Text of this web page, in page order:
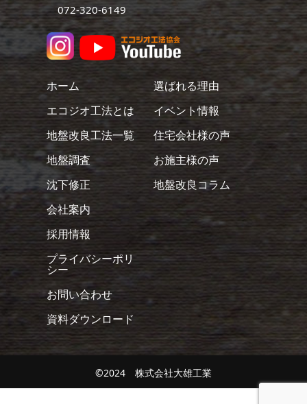
072-320-6149
ホーム
エコジオ工法とは
地盤改良工法一覧
地盤調査
沈下修正
選ばれる理由
イベント情報
住宅会社様の声
お施主様の声
地盤改良コラム
会社案内
採用情報
プライバシーポリ
シー
お問い合わせ
資料ダウンロード
©2024 株式会社大雄工業